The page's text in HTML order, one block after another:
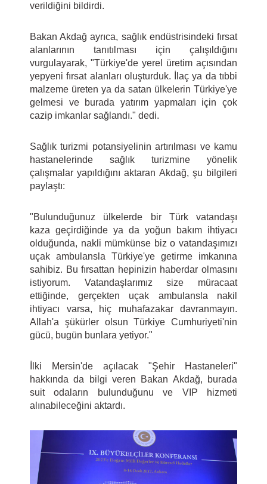
verildiğini bildirdi.
Bakan Akdağ ayrıca, sağlık endüstrisindeki fırsat
alanlarının tanıtılması için çalışıldığını
vurgulayarak, "Türkiye'de yerel üretim açısından
yepyeni fırsat alanları oluşturduk. İlaç ya da tıbbi
malzeme üreten ya da satan ülkelerin Türkiye'ye
gelmesi ve burada yatırım yapmaları için çok
cazip imkanlar sağlandı." dedi.
Sağlık turizmi potansiyelinin artırılması ve kamu
hastanelerinde sağlık turizmine yönelik
çalışmalar yapıldığını aktaran Akdağ, şu bilgileri
paylaştı:
"Bulunduğunuz ülkelerde bir Türk vatandaşı
kaza geçirdiğinde ya da yoğun bakım ihtiyacı
olduğunda, nakli mümkünse biz o vatandaşımızı
uçak ambulansla Türkiye'ye getirme imkanına
sahibiz. Bu fırsattan hepinizin haberdar olmasını
istiyorum. Vatandaşlarımız size müracaat
ettiğinde, gerçekten uçak ambulansla nakil
ihtiyacı varsa, hiç muhafazakar davranmayın.
Allah'a şükürler olsun Türkiye Cumhuriyeti'nin
gücü, bugün bunlara yetiyor."
İlki Mersin'de açılacak "Şehir Hastaneleri"
hakkında da bilgi veren Bakan Akdağ, burada
suit odaların bulunduğunu ve VIP hizmeti
alınabileceğini aktardı.